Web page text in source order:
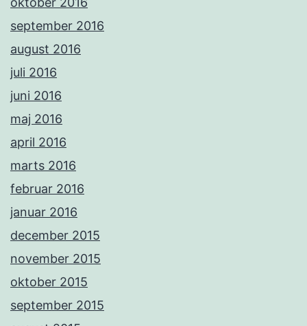
september 2016
august 2016
juli 2016
juni 2016
maj 2016
april 2016
marts 2016
februar 2016
januar 2016
december 2015
november 2015
oktober 2015
september 2015